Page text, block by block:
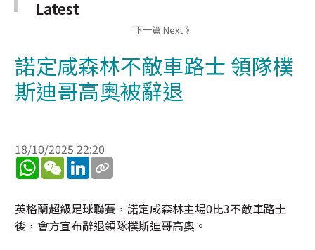
Latest
下一篇 Next 》
諾定咸森林不敵車路士 領隊樸
斯迪哥高奧被辭退
18/10/2025 22:20
WhatsApp
WeChatLinkedIn
英格蘭超級足球聯賽，諾定咸森林主場0比3不敵車路士
後，會方宣布辭退領隊樸斯迪哥高奧。